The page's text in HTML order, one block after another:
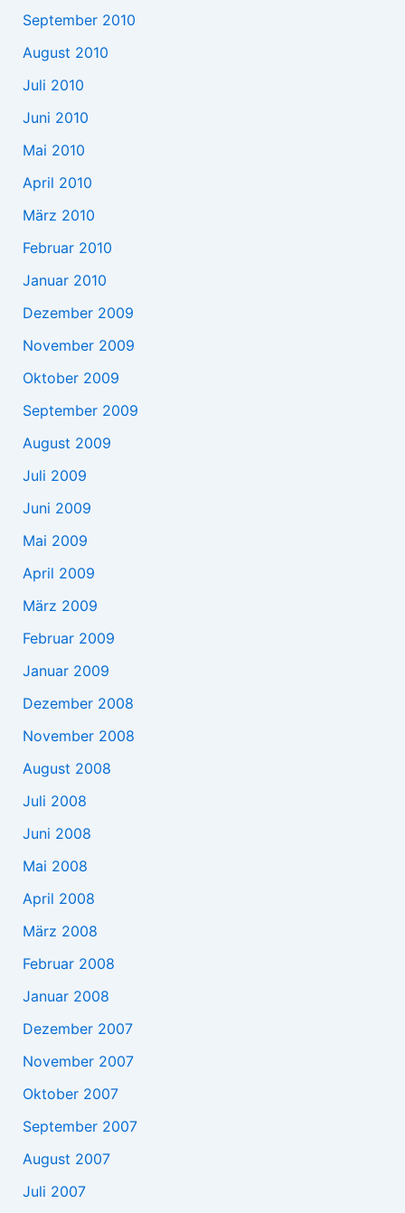
September 2010
August 2010
Juli 2010
Juni 2010
Mai 2010
April 2010
März 2010
Februar 2010
Januar 2010
Dezember 2009
November 2009
Oktober 2009
September 2009
August 2009
Juli 2009
Juni 2009
Mai 2009
April 2009
März 2009
Februar 2009
Januar 2009
Dezember 2008
November 2008
August 2008
Juli 2008
Juni 2008
Mai 2008
April 2008
März 2008
Februar 2008
Januar 2008
Dezember 2007
November 2007
Oktober 2007
September 2007
August 2007
Juli 2007